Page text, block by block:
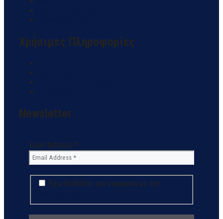
Χρήσιμες Πληροφορίες
Newsletter
Email Address *
Έχω διαβάσει και συμφωνώ με την